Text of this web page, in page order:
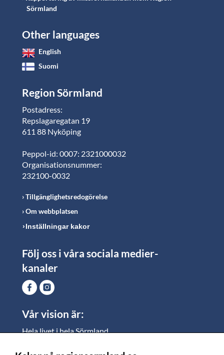
Sörmland
Other languages
English
Suomi
Region Sörmland
Postadress:
Repslagaregatan 19
611 88 Nyköping
Peppol-id: 0007: 2321000032
Organisationsnummer:
232100-0032
Tillgänglighetsredogörelse
Om webbplatsen
Inställningar kakor
Följ oss i våra sociala medier-
kanaler
Vår vision är:
Hela livet i hela Sörmland.
vi vill skapa jämlika möjligheter för både